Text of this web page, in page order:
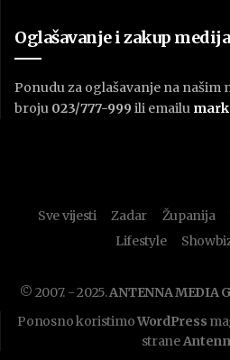
Oglašavanje i zakup medija
Ponudu za oglašavanje na našim
broju 023/777-999 ili emailu
Sve vijesti Zadar Županija
Lifestyle
© 2007. - 2025.ANTENNA MEDIA
Ponosno koristimoWordPress
strane